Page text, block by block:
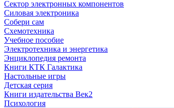
Сектор электронных компонентов
Силовая электроника
Собери сам
Схемотехника
Учебное пособие
Электротехника и энергетика
Энциклопедия ремонта
Книги КТК Галактика
Настольные игры
Детская серия
Книги издательства Век2
Психология